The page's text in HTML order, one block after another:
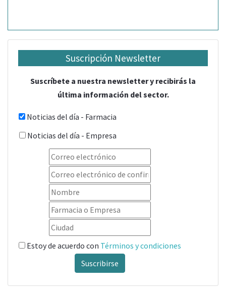
Suscripción Newsletter
Suscríbete a nuestra newsletter y recibirás la
última información del sector.
Noticias del día - Farmacia
Noticias del día - Empresa
Estoy de acuerdo con Términos y condiciones
Suscribirse